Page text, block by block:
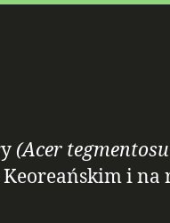
(Acer
Keoreańskim i